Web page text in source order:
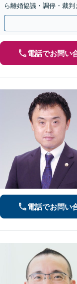
ら離婚協議・調停・裁
ートいたします。
電話でお問い
電話でお問い